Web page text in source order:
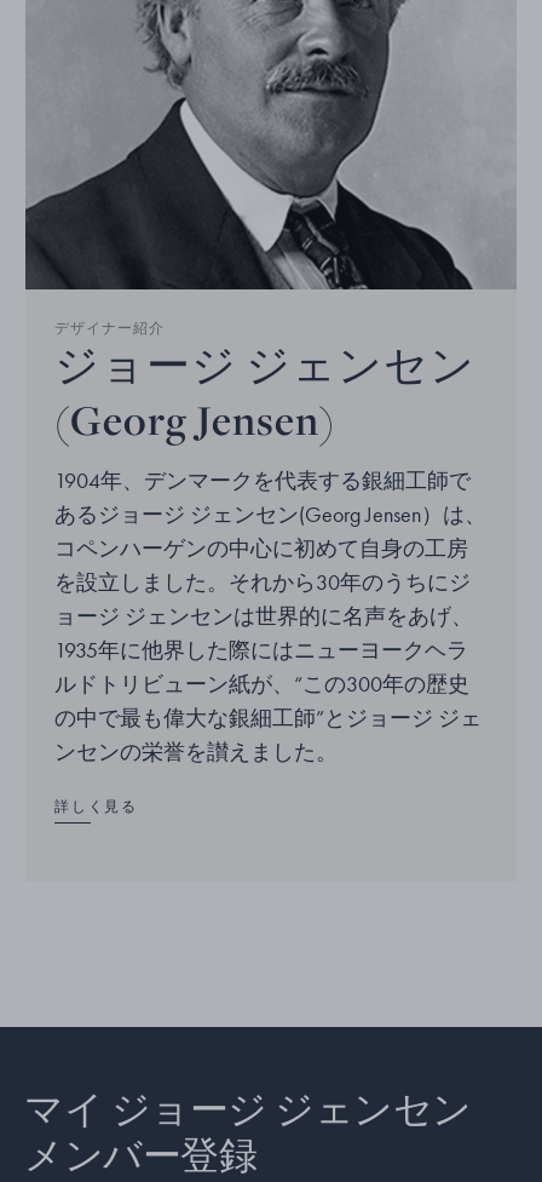
デザイナー紹介
ジョージ ジェンセン
(Georg Jensen)
1904年、デンマークを代表する銀細工師で
あるジョージ ジェンセン(Georg Jensen）は、
コペンハーゲンの中心に初めて自身の工房
を設立しました。それから30年のうちにジ
ョージ ジェンセンは世界的に名声をあげ、
1935年に他界した際にはニューヨークヘラ
ルドトリビューン紙が、“この300年の歴史
の中で最も偉大な銀細工師”とジョージ ジェ
ンセンの栄誉を讃えました。
詳しく見る
マイ ジョージ ジェンセン
メンバー登録